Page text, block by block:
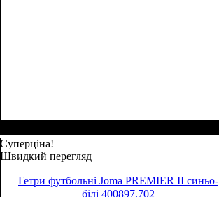
Суперціна!
Швидкий перегляд
Гетри футбольні Joma PREMIER II синьо-
білі 400897.702